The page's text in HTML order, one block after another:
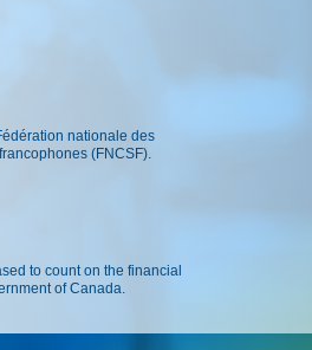
nationale des
(FNCSF).
to count on the financial
of Canada.